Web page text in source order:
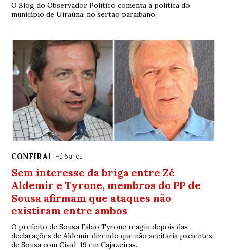
O Blog do Observador Político comenta a política do
município de Uiraúna, no sertão paraibano.
CONFIRA! Há 6 anos
Sem interesse da briga entre Zé
Aldemir e Tyrone, membros do PP de
Sousa afirmam que ataques não
existiram entre ambos
O prefeito de Sousa Fábio Tyrone reagiu depois das
declarações de Aldemir dizendo que não aceitaria pacientes
de Sousa com Civid-19 em Cajazeiras.